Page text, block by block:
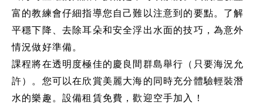
富的教練會仔細指導您自己難以注意到的要點。了解
平穩下降、去除耳朵和安全浮出水面的技巧，為意外
情況做好準備。
課程將在透明度極佳的慶良間群島舉行（只要海況允
許）。您可以在欣賞美麗大海的同時充分體驗輕裝潛
水的樂趣。設備租賃免費，歡迎空手加入！